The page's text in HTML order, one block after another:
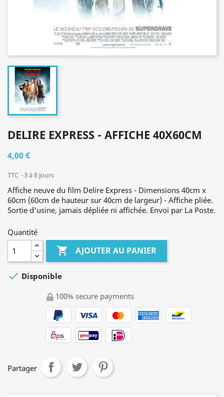
DELIRE EXPRESS - AFFICHE 40X60CM
4,00 €
TTC 3 à 8 jours
Affiche neuve du film Delire Express - Dimensions 40cm x
60cm (60cm de hauteur sur 40cm de largeur) - Affiche pliée.
Sortie d'usine, jamais dépliée ni affichée. Envoi par La Poste.
Quantité
 AJOUTER AU PANIER
 Disponible
100% secure payments
Partager